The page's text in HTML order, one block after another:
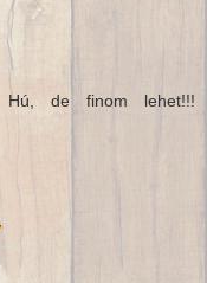
de finom lehet!!!